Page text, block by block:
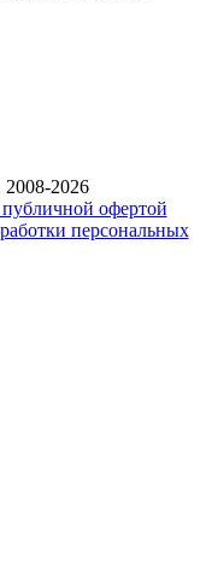
2026
офертой
персональных